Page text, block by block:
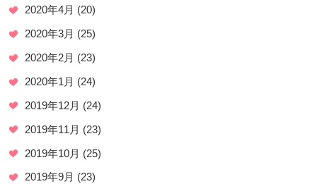
2020年4月 (20)
2020年3月 (25)
2020年2月 (23)
2020年1月 (24)
2019年12月 (24)
2019年11月 (23)
2019年10月 (25)
2019年9月 (23)